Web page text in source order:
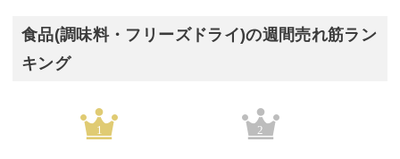
食品(調味料・フリーズドライ)の週間売れ筋ラン
キング
1 2